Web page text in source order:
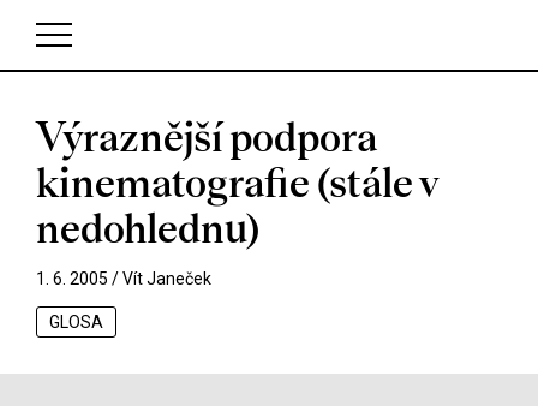
V košíku zatím nemáte žádné položky.
Výraznější podpora
kinematografie (stále v
nedohlednu)
1. 6. 2005 /Vít Janeček
GLOSA